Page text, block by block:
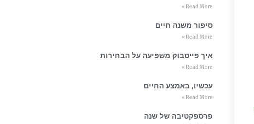
Read More »
סיפור משנה חיים
Read More »
איך פייסבוק משפיעה על הבחירות
Read More »
עכשיו, באמצע החיים
Read More »
פרספקטיבה של שנה